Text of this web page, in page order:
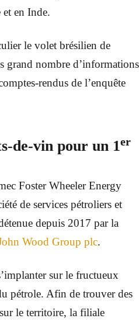
en Inde.
le volet brésilien de
grand nombre d’informations
rendus de l’enquête
de-vin pour un 1er
Foster Wheeler Energy
de services pétroliers et
depuis 2017 par la
Wood Group plc.
sur le fructueux
pétrole. Afin de trouver des
le territoire, la filiale